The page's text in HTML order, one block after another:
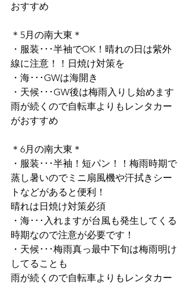
おすすめ
＊5月の南大東＊
・服装･･･半袖でOK！晴れの日は紫外
線に注意！！日焼け対策を
・海･･･GWは海開き
・天候･･･GW後は梅雨入りし始めます
雨が続くので自転車よりもレンタカー
がおすすめ
＊6月の南大東＊
・服装･･･半袖！短パン！！梅雨時期で
蒸し暑いのでミニ扇風機や汗拭きシー
トなどがあると便利！
晴れは日焼け対策必須
・海･･･入れますが台風も発生してくる
時期なので注意が必要です！
・天候･･･梅雨真っ最中下旬は梅雨明け
してることも
雨が続くので自転車よりもレンタカー